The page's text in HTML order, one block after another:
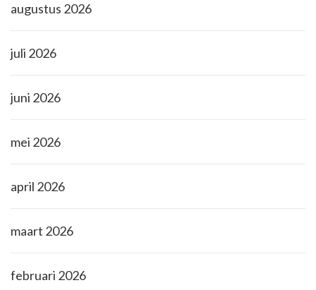
augustus 2026
juli 2026
juni 2026
mei 2026
april 2026
maart 2026
februari 2026